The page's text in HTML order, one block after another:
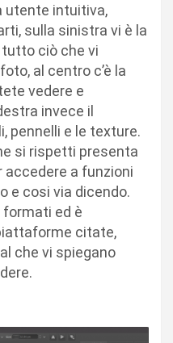
utente intuitiva,
sulla sinistra vi è la
ciò che vi
al centro c’è la
vedere e
invece il
pennelli e le texture.
si rispetti presenta
accedere a funzioni
e cosi via dicendo.
formati ed è
citate,
che vi spiegano